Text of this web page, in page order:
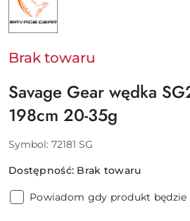
SAVAGE
GEAR
-
SVENDSEN
A/S
Brak towaru
Savage Gear wędka
198cm 20-35g
Symbol: 72181 SG
Dostępność: Brak towaru
Powiadom gdy produkt będzie